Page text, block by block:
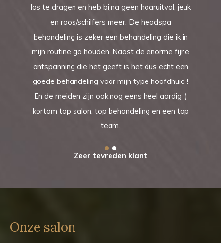
los te dragen en heb bijna geen haaruitval, jeuk
en roos/schilfers meer. De headspa
behandeling is zeker een behandeling die ik in
mijn routine ga houden. Naast de enorme fijne
ontspanning die het geeft is het dus echt een
goede behandeling voor mijn type hoofdhuid !
En de meiden zijn ook nog eens heel aardig :)
kortom top salon, top behandeling en een top
team.
Zeer tevreden klant
Onze salon